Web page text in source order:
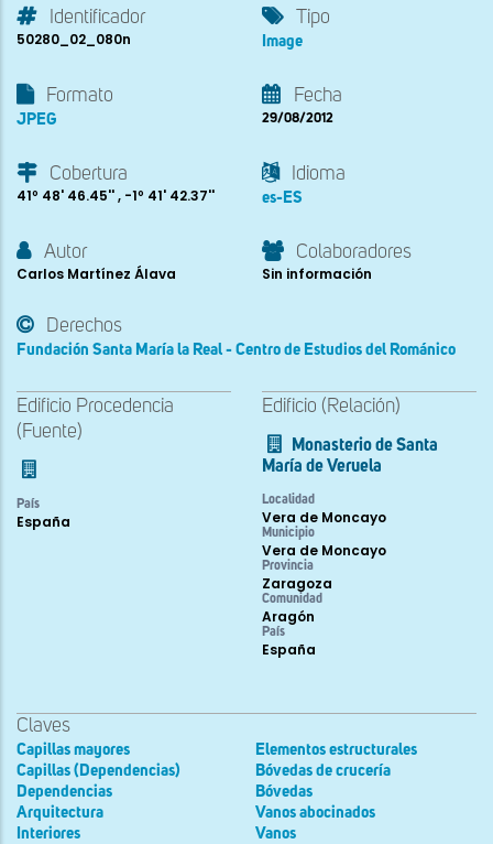
Identificador
50280_02_080n
Tipo
Image
Formato
JPEG
Fecha
29/08/2012
Cobertura
41º 48' 46.45'' , -1º 41' 42.37''
Idioma
es-ES
Autor
Carlos Martínez Álava
Colaboradores
Sin información
Derechos
Fundación Santa María la Real - Centro de Estudios del Románico
Edificio Procedencia
(Fuente)
País
España
Edificio (Relación)
Monasterio de Santa
María de Veruela
Localidad
Vera de Moncayo
Municipio
Vera de Moncayo
Provincia
Zaragoza
Comunidad
Aragón
País
España
Claves
Capillas mayores
Capillas (Dependencias)
Dependencias
Arquitectura
Interiores
Elementos estructurales
Bóvedas de crucería
Bóvedas
Vanos abocinados
Vanos